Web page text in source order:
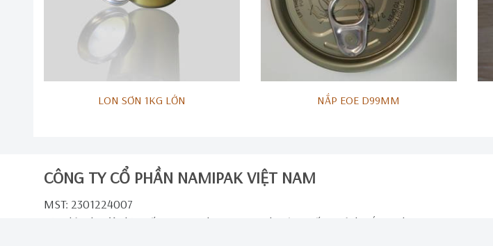
LON SƠN 1KG LỚN NẮP EOE D99MM
CÔNG TY CỔ PHẦN NAMIPAK VIỆT NAM
MST: 2301224007
Địa chỉ: Khu đô thị Quế Võ 2, xã Phượng Mao, huyện Quế Võ, tỉnh Bắc Ninh